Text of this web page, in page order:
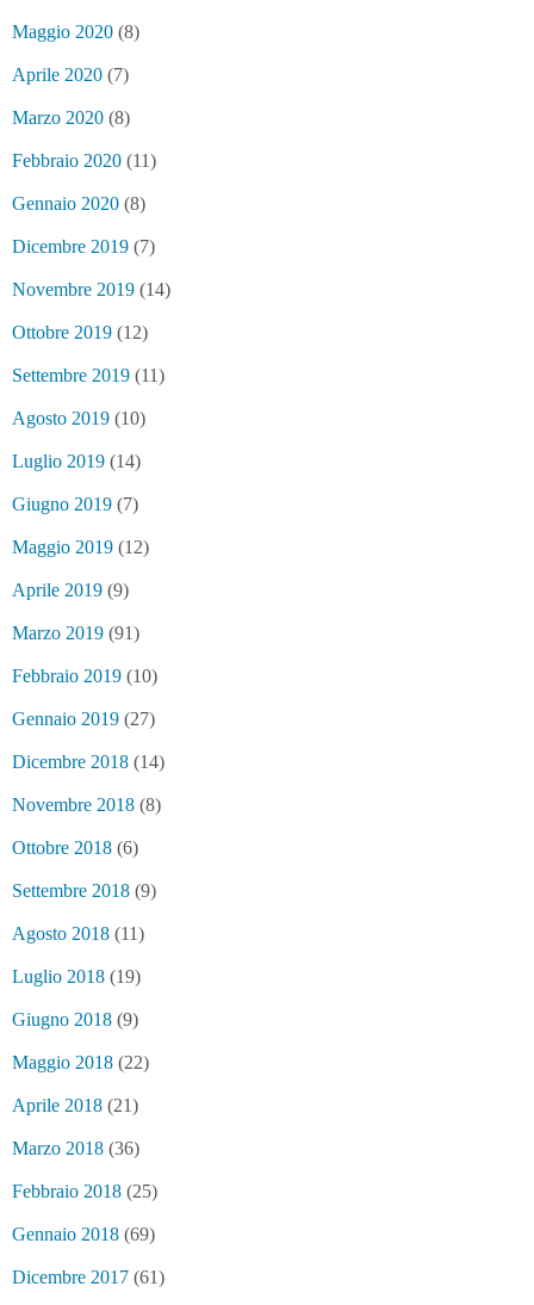
Maggio 2020 (8)
Aprile 2020 (7)
Marzo 2020 (8)
Febbraio 2020 (11)
Gennaio 2020 (8)
Dicembre 2019 (7)
Novembre 2019 (14)
Ottobre 2019 (12)
Settembre 2019 (11)
Agosto 2019 (10)
Luglio 2019 (14)
Giugno 2019 (7)
Maggio 2019 (12)
Aprile 2019 (9)
Marzo 2019 (91)
Febbraio 2019 (10)
Gennaio 2019 (27)
Dicembre 2018 (14)
Novembre 2018 (8)
Ottobre 2018 (6)
Settembre 2018 (9)
Agosto 2018 (11)
Luglio 2018 (19)
Giugno 2018 (9)
Maggio 2018 (22)
Aprile 2018 (21)
Marzo 2018 (36)
Febbraio 2018 (25)
Gennaio 2018 (69)
Dicembre 2017 (61)